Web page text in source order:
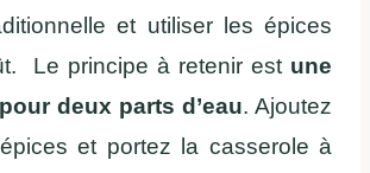
et utiliser les épices
Le principe à retenir est une
deux parts d’eau. Ajoutez
et portez la casserole à